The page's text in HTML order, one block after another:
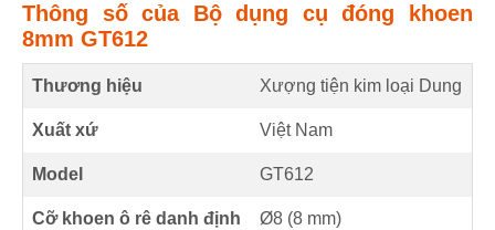
Thông số của Bộ dụng cụ đóng khoen
8mm GT612
Thương hiệu Xượng tiện kim loại Dung
Xuất xứ Việt Nam
Model GT612
Cỡ khoen ô rê danh định Ø8 (8 mm)